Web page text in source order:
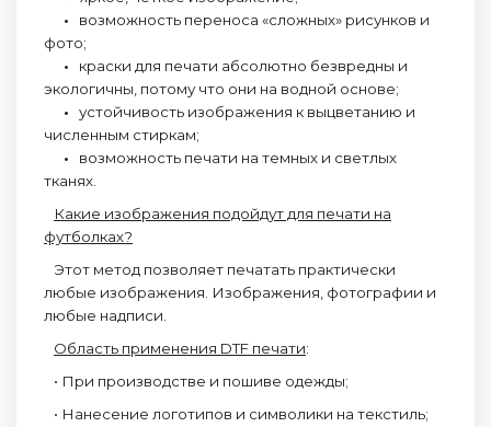
• возможность переноса «сложных» рисунков и
фото;
• краски для печати абсолютно безвредны и
экологичны, потому что они на водной основе;
• устойчивость изображения к выцветанию и
численным стиркам;
• возможность печати на темных и светлых
тканях.
Какие изображения подойдут для печати на
футболках?
Этот метод позволяет печатать практически
любые изображения. Изображения, фотографии и
любые надписи.
Область применения DTF печати:
• При производстве и пошиве одежды;
• Нанесение логотипов и символики на текстиль;